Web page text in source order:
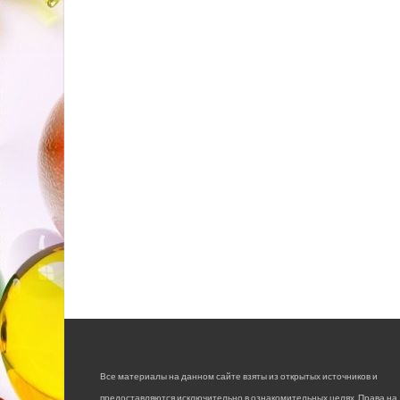
Все материалы на данном сайте взяты из открытых источников и
предоставляются исключительно в ознакомительных целях. Права на